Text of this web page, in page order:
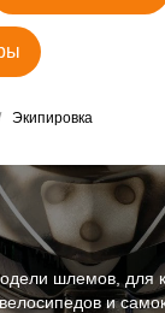
Экипировка
шлемов, для
и